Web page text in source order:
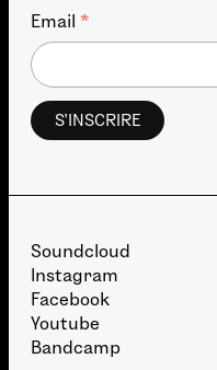
Email *
Soundcloud
Instagram
Facebook
Youtube
Bandcamp